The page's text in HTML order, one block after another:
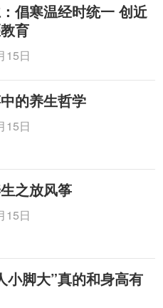
倡寒温经时统一 创近
育
15日
的养生哲学
15日
之放风筝
15日
小脚大”真的和身高有